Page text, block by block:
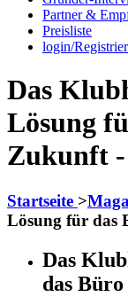
Partner &
Preisliste
login/
Das
Lösung
Zukunft -
Startseite >
Lösung für das
Das
das